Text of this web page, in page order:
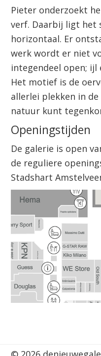
Pieter onderzoekt
verf. Daarbij ligt het
horizontaal. Er
werk wordt er niet
integendeel open;
Het motief is de
allerlei plekken in de
natuur kunt
Openingstijden
De galerie is open
de reguliere
Stadshart